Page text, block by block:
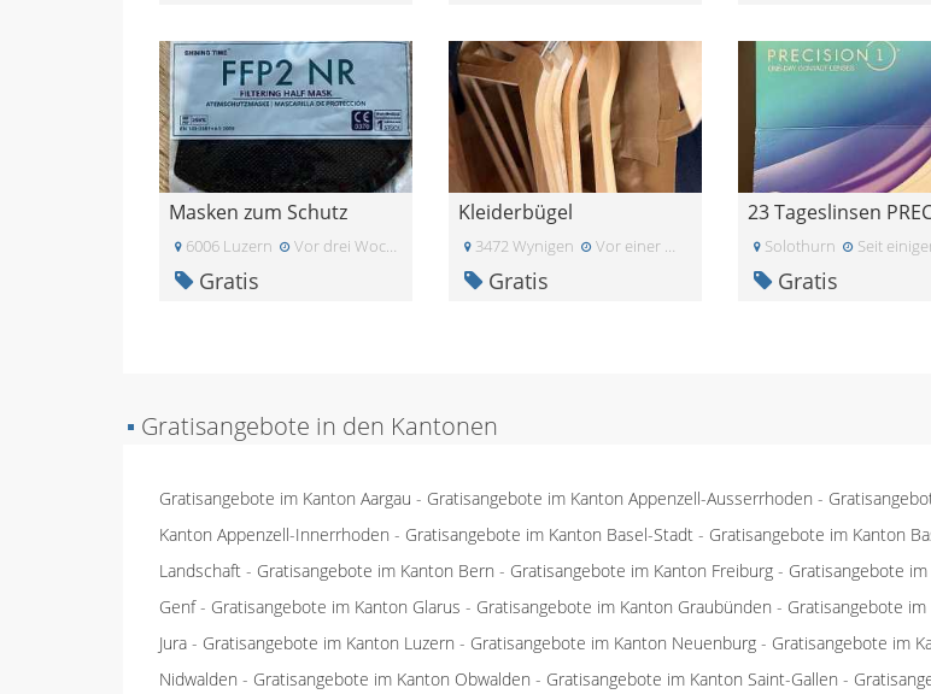
Masken zum Schutz
6006 Luzern Vor drei Wochen
Gratis
Kleiderbügel
3472 Wynigen Vor einer Woche
Gratis
Solothurn Seit
Gratis
▪ Gratisangebote in den Kantonen
Gratisangebote im Kanton Aargau - Gratisangebote im Kanton Appenzell-Ausserrhoden -
Kanton Appenzell-Innerrhoden - Gratisangebote im Kanton Basel-Stadt - Gratisangebote im Kanton
Landschaft - Gratisangebote im Kanton Bern - Gratisangebote im Kanton Freiburg - Gratisangebote
Genf- Gratisangebote im Kanton Glarus - Gratisangebote im Kanton Graubünden - Gratisangebote im
Jura - Gratisangebote im Kanton Luzern - Gratisangebote im Kanton Neuenburg - Gratisangebote im
Nidwalden - Gratisangebote im Kanton Obwalden - Gratisangebote im Kanton Saint-Gallen -